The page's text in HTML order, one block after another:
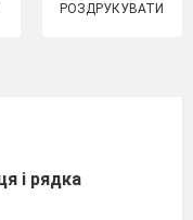
РОЗДРУКУВАТИ
і рядка